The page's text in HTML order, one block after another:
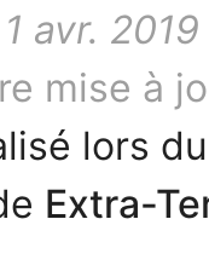
1 avr.
mise à
lors
Extra-